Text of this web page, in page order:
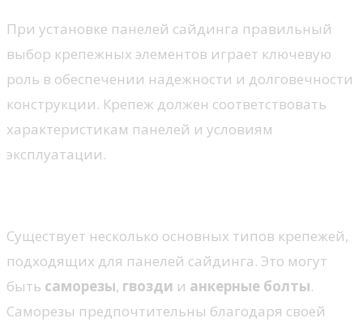
При установке панелей сайдинга правильный
выбор крепежных элементов играет ключевую
роль в обеспечении надежности и долговечности
конструкции. Крепеж должен соответствовать
характеристикам панелей и условиям
эксплуатации.
Существует несколько основных типов крепежей,
подходящих для панелей сайдинга. Это могут
быть саморезы, гвозди и анкерные болты.
Саморезы предпочтительны благодаря своей